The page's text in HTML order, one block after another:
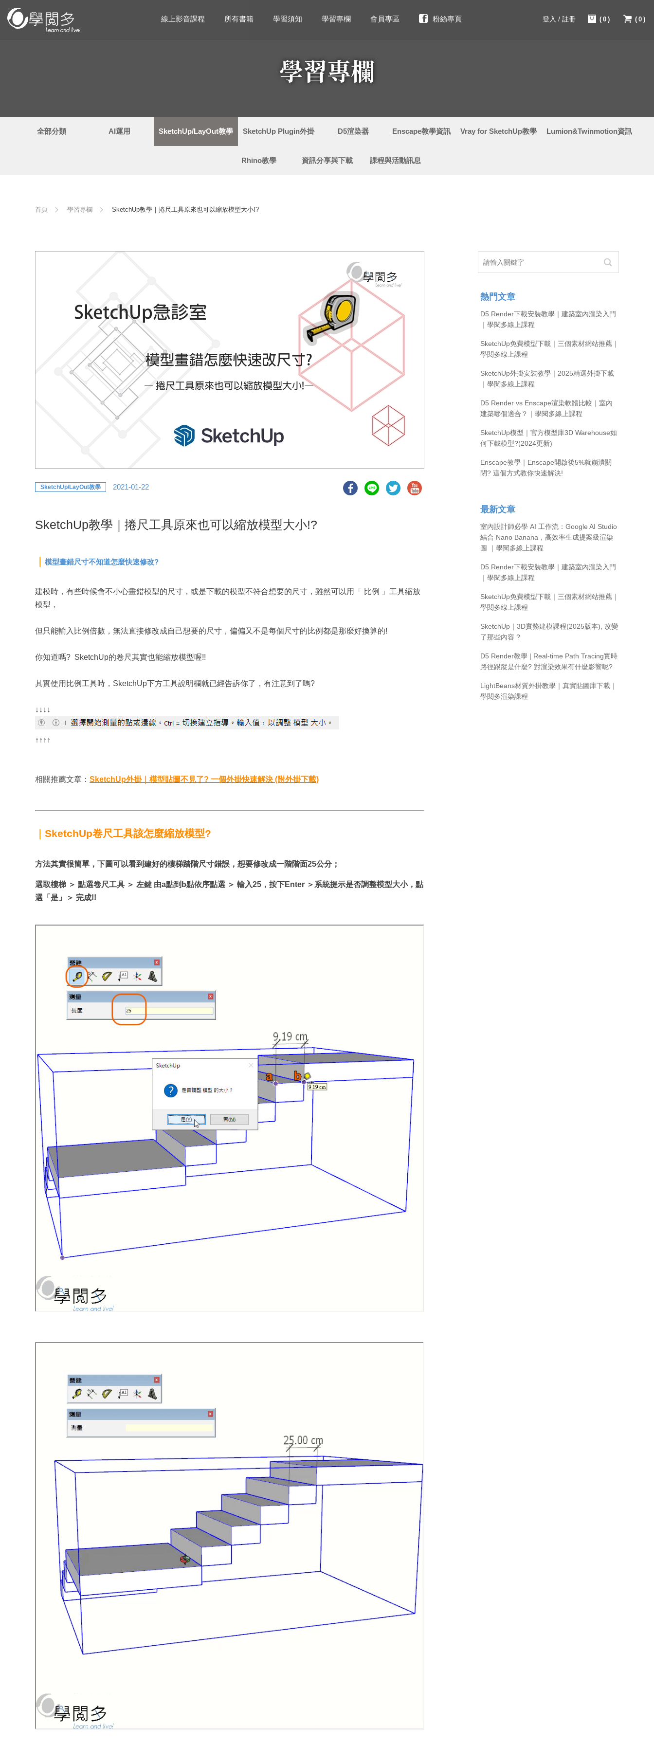
線上影音課程 所有書籍 學習須知 學習專欄 會員專區 粉絲專頁 登入 / 註冊 (0) (0)
學習專欄
全部分類 AI運用 SketchUp/LayOut教學 SketchUp Plugin外掛 D5渲染器 Enscape教學資訊 Vray for SketchUp教學 Lumion&Twinmotion資訊
Rhino教學 資訊分享與下載 課程與活動訊息
首頁 學習專欄 SketchUp教學｜捲尺工具原來也可以縮放模型大小!?
SketchUp/LayOut教學 2021-01-22
SketchUp教學｜捲尺工具原來也可以縮放模型大小!?
模型畫錯尺寸不知道怎麼快速修改?
建模時，有些時候會不小心畫錯模型的尺寸，或是下載的模型不符合想要的尺寸，雖然可以用「 比例 」工具縮放
模型，
但只能輸入比例倍數，無法直接修改成自己想要的尺寸，偏偏又不是每個尺寸的比例都是那麼好換算的!
你知道嗎? SketchUp的卷尺其實也能縮放模型喔!!
其實使用比例工具時，SketchUp下方工具說明欄就已經告訴你了，有注意到了嗎?
↓↓↓↓
↑​↑​↑​↑
相關推薦文章： SketchUp外掛｜模型貼圖不見了? 一個外掛快速解決 (附外掛下載)
SketchUp卷尺工具該怎麼縮放模型?
方法其實很簡單，下圖可以看到建好的樓梯踏階尺寸錯誤，想要修改成一階階面25公分；
選取樓梯 ＞ 點選卷尺工具 ＞ 左鍵 由a點到b點依序點選 ＞ 輸入25，按下Enter ＞系統提示是否調整模型大小，點
選「是」＞ 完成!!
熱門文章
D5 Render下載安裝教學｜建築室內渲染入門
｜學閱多線上課程
SketchUp免費模型下載｜三個素材網站推薦｜
學閱多線上課程
SketchUp外掛安裝教學｜2025精選外掛下載
｜學閱多線上課程
D5 Render vs Enscape渲染軟體比較｜室內
建築哪個適合？｜學閱多線上課程
SketchUp模型｜官方模型庫3D Warehouse如
何下載模型?(2024更新)
Enscape教學｜Enscape開啟後5%就崩潰關
閉? 這個方式教你快速解決!
最新文章
室內設計師必學 AI 工作流：Google AI Studio
結合 Nano Banana，高效率生成提案級渲染
圖 ｜學閱多線上課程
D5 Render下載安裝教學｜建築室內渲染入門
｜學閱多線上課程
SketchUp免費模型下載｜三個素材網站推薦｜
學閱多線上課程
SketchUp｜3D實務建模課程(2025版本), 改變
了那些內容 ?
D5 Render教學 | Real-time Path Tracing實時
路徑跟蹤是什麼? 對渲染效果有什麼影響呢?
LightBeans材質外掛教學｜真實貼圖庫下載｜
學閱多渲染課程